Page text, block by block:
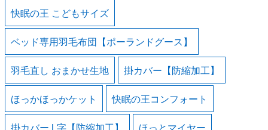
快眠の王 こどもサイズ
ベッド専用羽毛布団【ポーランドグース】
羽毛直し おまかせ生地 掛カバー【防縮加工】
ほっかほっかケット 快眠の王コンフォート